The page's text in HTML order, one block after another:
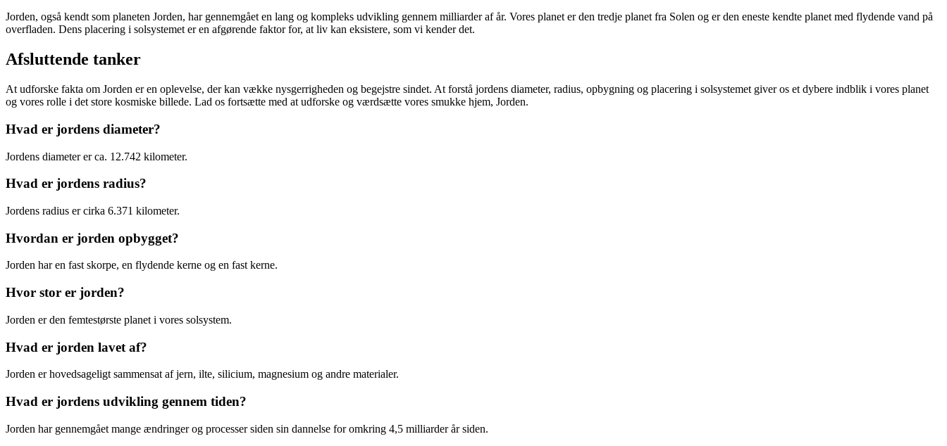
Jorden, også kendt som planeten Jorden, har gennemgået en lang og kompleks udvikling gennem milliarder af år. Vores planet er den tredje planet fra Solen og er den eneste kendte planet med flydende vand på
overfladen. Dens placering i solsystemet er en afgørende faktor for, at liv kan eksistere, som vi kender det.
Afsluttende tanker
At udforske fakta om Jorden er en oplevelse, der kan vække nysgerrigheden og begejstre sindet. At forstå jordens diameter, radius, opbygning og placering i solsystemet giver os et dybere indblik i vores planet
og vores rolle i det store kosmiske billede. Lad os fortsætte med at udforske og værdsætte vores smukke hjem, Jorden.
Hvad er jordens diameter?
Jordens diameter er ca. 12.742 kilometer.
Hvad er jordens radius?
Jordens radius er cirka 6.371 kilometer.
Hvordan er jorden opbygget?
Jorden har en fast skorpe, en flydende kerne og en fast kerne.
Hvor stor er jorden?
Jorden er den femtestørste planet i vores solsystem.
Hvad er jorden lavet af?
Jorden er hovedsageligt sammensat af jern, ilte, silicium, magnesium og andre materialer.
Hvad er jordens udvikling gennem tiden?
Jorden har gennemgået mange ændringer og processer siden sin dannelse for omkring 4,5 milliarder år siden.